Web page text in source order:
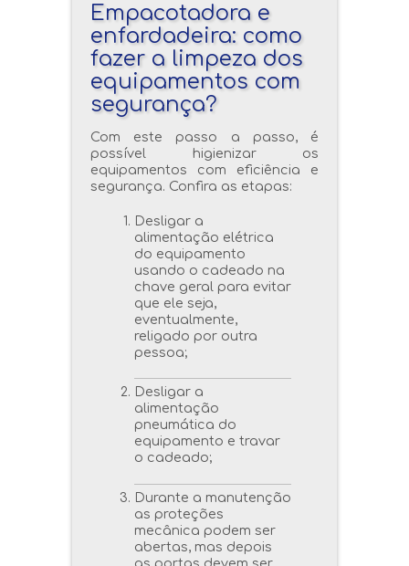
Empacotadora e
enfardadeira: como
fazer a limpeza dos
equipamentos com
segurança?
Com este passo a passo, é
possível higienizar os
equipamentos com eficiência e
segurança. Confira as etapas:
Desligar a
alimentação elétrica
do equipamento
usando o cadeado na
chave geral para evitar
que ele seja,
eventualmente,
religado por outra
pessoa;
Desligar a
alimentação
pneumática do
equipamento e travar
o cadeado;
Durante a manutenção
as proteções
mecânica podem ser
abertas, mas depois
as portas devem ser